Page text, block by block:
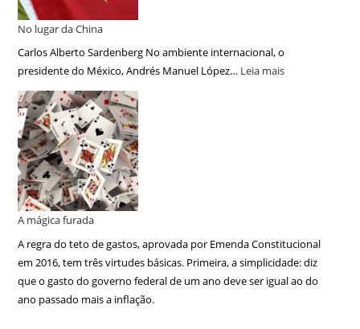
No lugar da China
Carlos Alberto Sardenberg No ambiente internacional, o
presidente do México, Andrés Manuel López… Leia mais
A mágica furada
A regra do teto de gastos, aprovada por Emenda Constitucional
em 2016, tem três virtudes básicas. Primeira, a simplicidade: diz
que o gasto do governo federal de um ano deve ser igual ao do
ano passado mais a inflação.